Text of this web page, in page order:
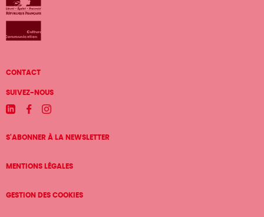
Menu
Pied
de
page
CONTACT
SUIVEZ-NOUS
LinkedinFacebookInstagram
S'ABONNER À LA NEWSLETTER
MENTIONS LÉGALES
GESTION DES COOKIES